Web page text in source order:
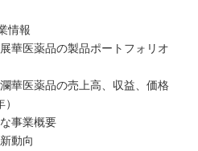
情報
華医薬品の製品ポートフォリオ
華医薬品の売上高、収益、価格
事業概要
動向